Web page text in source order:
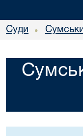
Суди •